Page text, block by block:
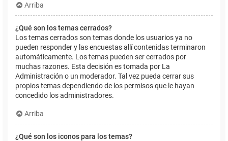
Arriba
¿Qué son los temas cerrados?
Los temas cerrados son temas donde los usuarios ya no
pueden responder y las encuestas allí contenidas terminaron
automáticamente. Los temas pueden ser cerrados por
muchas razones. Esta decisión es tomada por La
Administración o un moderador. Tal vez pueda cerrar sus
propios temas dependiendo de los permisos que le hayan
concedido los administradores.
Arriba
¿Qué son los iconos para los temas?